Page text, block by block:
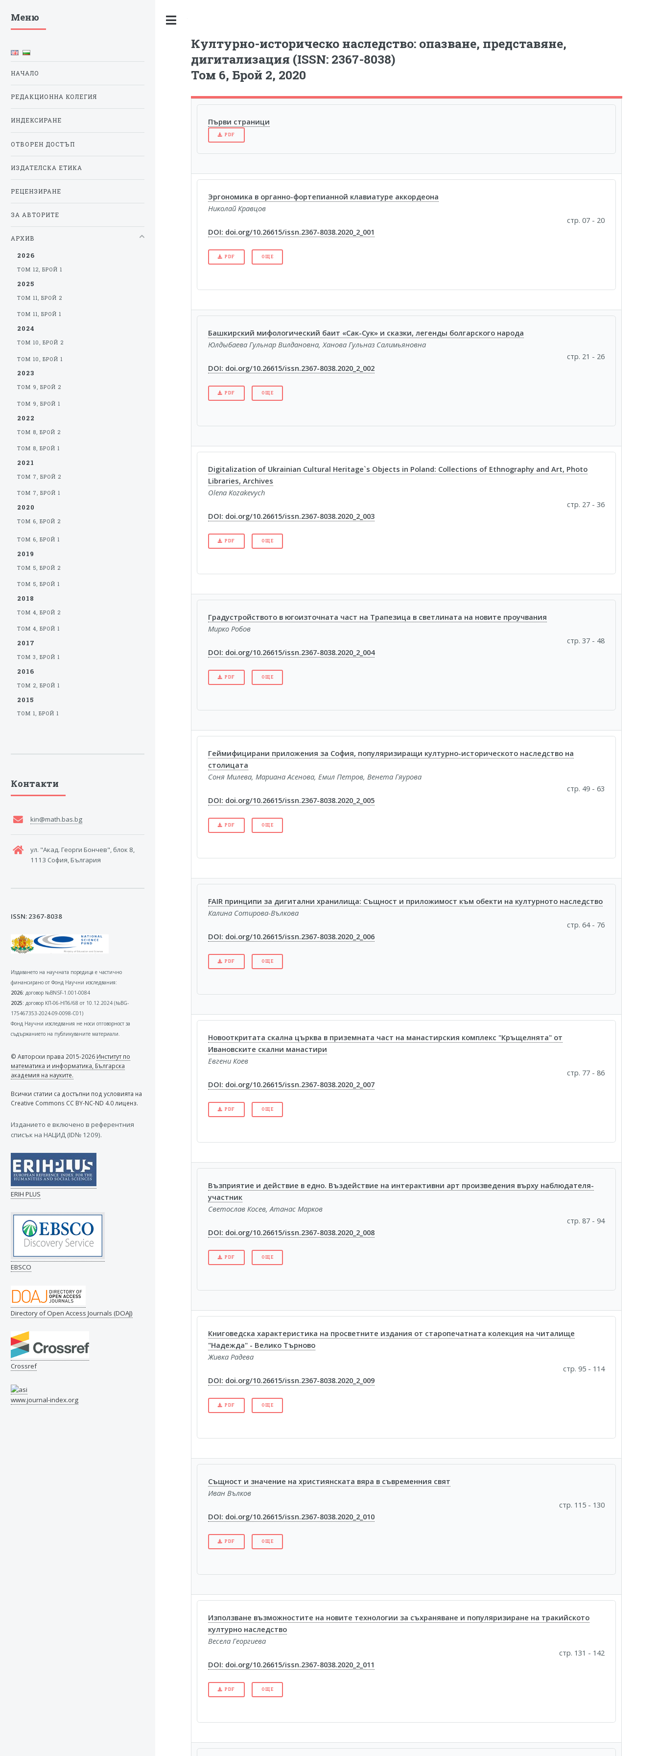
Меню
НАЧАЛО
РЕДАКЦИОННА КОЛЕГИЯ
ИНДЕКСИРАНЕ
ОТВОРЕН ДОСТЪП
ИЗДАТЕЛСКА ЕТИКА
РЕЦЕНЗИРАНЕ
ЗА АВТОРИТЕ
АРХИВ
2026
ТОМ 12, БРОЙ 1
2025
ТОМ 11, БРОЙ 2
ТОМ 11, БРОЙ 1
2024
ТОМ 10, БРОЙ 2
ТОМ 10, БРОЙ 1
2023
ТОМ 9, БРОЙ 2
ТОМ 9, БРОЙ 1
2022
ТОМ 8, БРОЙ 2
ТОМ 8, БРОЙ 1
2021
ТОМ 7, БРОЙ 2
ТОМ 7, БРОЙ 1
2020
ТОМ 6, БРОЙ 2
ТОМ 6, БРОЙ 1
2019
ТОМ 5, БРОЙ 2
ТОМ 5, БРОЙ 1
2018
ТОМ 4, БРОЙ 2
ТОМ 4, БРОЙ 1
2017
ТОМ 3, БРОЙ 1
2016
ТОМ 2, БРОЙ 1
2015
ТОМ 1, БРОЙ 1
Контакти
kin@math.bas.bg
ул. "Акад. Георги Бончев", блок 8,
1113 София, България
ISSN: 2367-8038
Издаването на научната поредица е частично
финансирано от Фонд Научни изследвания:
2026: договор №BNSF-1.001-0084
2025: договор КП-06-НП6/68 от 10.12.2024 (№BG-
175467353-2024-09-0098-C01)
Фонд Научни изследвания не носи отговорност за
съдържанието на публикуваните материали.
© Авторски права 2015-2026 Институт по
математика и информатика, Българска
академия на науките.
Всички статии са достъпни под условията на
Creative Commons CC BY-NC-ND 4.0 лиценз.
Изданието e включено в референтния
списък на НАЦИД (ID№ 1209).
ERIH PLUS
EBSCO
Directory of Open Access Journals (DOAJ)
Crossref
www.journal-index.org
Културно-историческо наследство: опазване, представяне,
дигитализация (ISSN: 2367-8038)
Том 6, Брой 2, 2020
Първи страници
PDF
Эргономика в органно-фортепианной клавиатуре аккордеона
Николай Кравцов
стр. 07 - 20
DOI: doi.org/10.26615/issn.2367-8038.2020_2_001
PDF ОЩЕ
Башкирский мифологический баит «Сак-Сук» и сказки, легенды болгарского народа
Юлдыбаева Гульнар Вилдановна, Ханова Гульназ Салимьяновна
стр. 21 - 26
DOI: doi.org/10.26615/issn.2367-8038.2020_2_002
PDF ОЩЕ
Digitalization of Ukrainian Cultural Heritage`s Objects in Poland: Collections of Ethnography and Art, Photo
Libraries, Archives
Olena Kozakevych
стр. 27 - 36
DOI: doi.org/10.26615/issn.2367-8038.2020_2_003
PDF ОЩЕ
Градустройството в югоизточната част на Трапезица в светлината на новите проучвания
Мирко Робов
стр. 37 - 48
DOI: doi.org/10.26615/issn.2367-8038.2020_2_004
PDF ОЩЕ
Геймифицирани приложения за София, популяризиращи културно-историческото наследство на
столицата
Соня Милева, Мариана Асенова, Емил Петров, Венета Гяурова
стр. 49 - 63
DOI: doi.org/10.26615/issn.2367-8038.2020_2_005
PDF ОЩЕ
FAIR принципи за дигитални хранилища: Същност и приложимост към обекти на културното наследство
Калина Сотирова-Вълкова
стр. 64 - 76
DOI: doi.org/10.26615/issn.2367-8038.2020_2_006
PDF ОЩЕ
Новооткритата скална църква в приземната част на манастирския комплекс "Кръщелнята" от
Ивановските скални манастири
Евгени Коев
стр. 77 - 86
DOI: doi.org/10.26615/issn.2367-8038.2020_2_007
PDF ОЩЕ
Възприятие и действие в едно. Въздействие на интерактивни арт произведения върху наблюдателя-
участник
Светослав Косев, Атанас Марков
стр. 87 - 94
DOI: doi.org/10.26615/issn.2367-8038.2020_2_008
PDF ОЩЕ
Книговедска характеристика на просветните издания от старопечатната колекция на читалище
"Надежда" - Велико Търново
Живка Радева
стр. 95 - 114
DOI: doi.org/10.26615/issn.2367-8038.2020_2_009
PDF ОЩЕ
Същност и значение на християнската вяра в съвременния свят
Иван Вълков
стр. 115 - 130
DOI: doi.org/10.26615/issn.2367-8038.2020_2_010
PDF ОЩЕ
Използване възможностите на новите технологии за съхраняване и популяризиране на тракийското
културно наследство
Весела Георгиева
стр. 131 - 142
DOI: doi.org/10.26615/issn.2367-8038.2020_2_011
PDF ОЩЕ